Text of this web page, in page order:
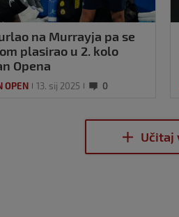
na Murrayja pa se
plasirao u 2. kolo
Opena
OPEN 13. sij 2025 0